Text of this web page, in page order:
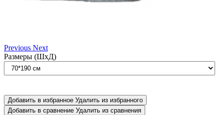
Previous Next
Размеры (ШxД)
Добавить в избранное Удалить из избранного
Добавить в сравнение Удалить из сравнения